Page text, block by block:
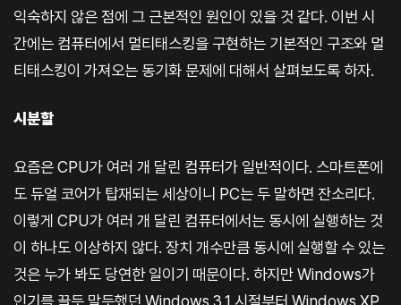
익숙하지 않은 점에 그 근본적인 원인이 있을 것 같다. 이번 시
간에는 컴퓨터에서 멀티태스킹을 구현하는 기본적인 구조와 멀
티태스킹이 가져오는 동기화 문제에 대해서 살펴보도록 하자.
시분할
요즘은 CPU가 여러 개 달린 컴퓨터가 일반적이다. 스마트폰에
도 듀얼 코어가 탑재되는 세상이니 PC는 두 말하면 잔소리다.
이렇게 CPU가 여러 개 달린 컴퓨터에서는 동시에 실행하는 것
이 하나도 이상하지 않다. 장치 개수만큼 동시에 실행할 수 있는
것은 누가 봐도 당연한 일이기 때문이다. 하지만 Windows가
인기를 끌듯 말듯했던 Windows 3.1 시절부터 Windows XP